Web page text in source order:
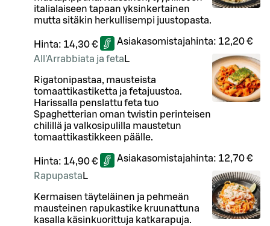
italialaiseen tapaan yksinkertainen
mutta sitäkin herkullisempi juustopasta.
Hinta: 14,30 € Asiakasomistajahinta: 12,20 €
All'Arrabbiata ja feta L
Rigatonipastaa, mausteista
tomaattikastiketta ja fetajuustoa.
Harissalla penslattu feta tuo
Spaghetterian oman twistin perinteisen
chilillä ja valkosipulilla maustetun
tomaattikastikkeen päälle.
Hinta: 14,90 € Asiakasomistajahinta: 12,70 €
Rapupasta L
Kermaisen täyteläinen ja pehmeän
mausteinen rapukastike kruunattuna
kasalla käsinkuorittuja katkarapuja.